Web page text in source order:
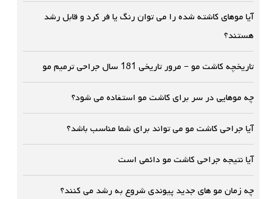
آیا موهای کاشته شده را می توان رنگ یا فر کرد و قابل رشد
هستند؟
تاریخچه کاشت مو – مرور تاریخی 181 سال جراحی ترمیم مو
چه موهایی در سر برای کاشت مو استفاده می شود؟
آیا جراحی کاشت مو می تواند برای شما مناسب باشد؟
آیا نتیجه جراحی کاشت مو دائمی است
چه زمان مو های جدید پیوندی شروع به رشد می کنند؟